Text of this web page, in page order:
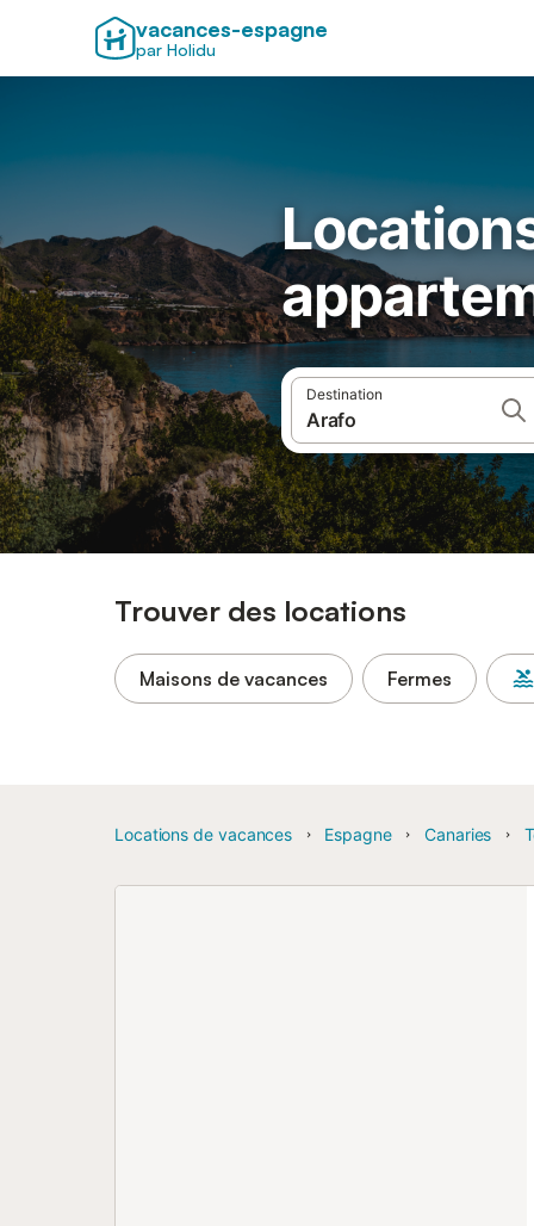
vacances-espagne
par Holidu
Destination
Trouver des locations
Maisons de vacances Fermes
Locations de vacances Espagne Canaries